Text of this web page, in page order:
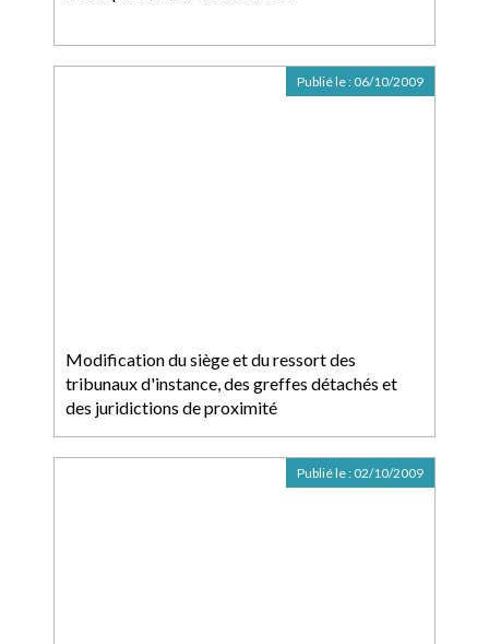
Modification du siège et du ressort des
tribunaux d'instance, des greffes détachés et
des juridictions de proximité
Publié le : 06/10/2009
Publié le : 02/10/2009